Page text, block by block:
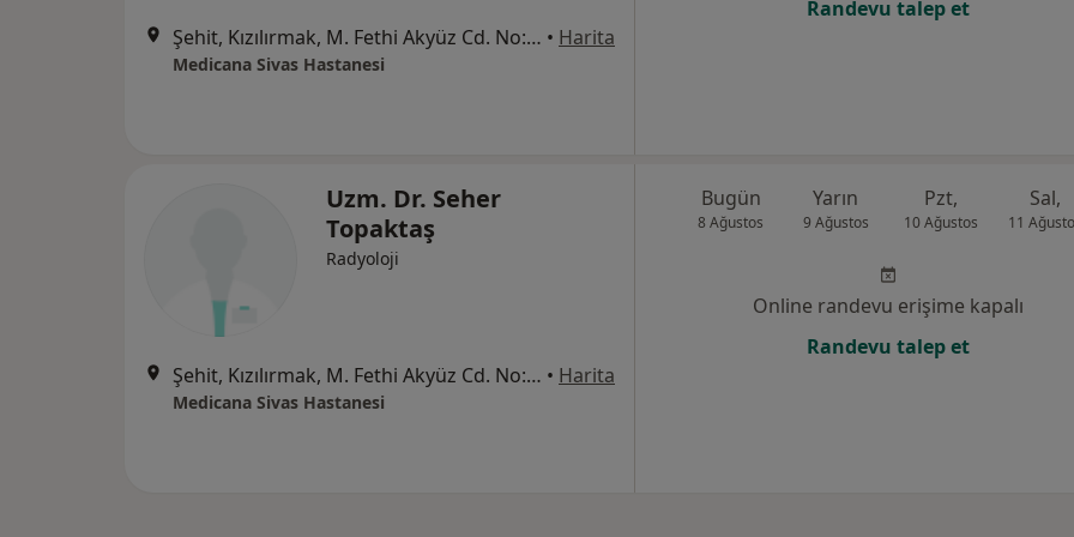
Şehit, Kızılırmak, M. Fethi Akyüz Cd. No: 8Merkez/Sivas, Sivas • Harita
Medicana Sivas Hastanesi
Randevu talep et
Uzm. Dr. Seher
Topaktaş
Radyoloji
Şehit, Kızılırmak, M. Fethi Akyüz Cd. No: 8Merkez/Sivas, Sivas • Harita
Medicana Sivas Hastanesi
Bugün
8 Ağustos
Yarın
9 Ağustos
Pzt,
10 Ağustos
Sal,
11
Online randevu erişime kapalı
Randevu talep et